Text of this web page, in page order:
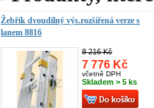
Žebřík dvoudílný výs.rozšířená verze s
lanem 8816
8 216 Kč
7 776 Kč
včetně DPH
Skladem > 5 ks